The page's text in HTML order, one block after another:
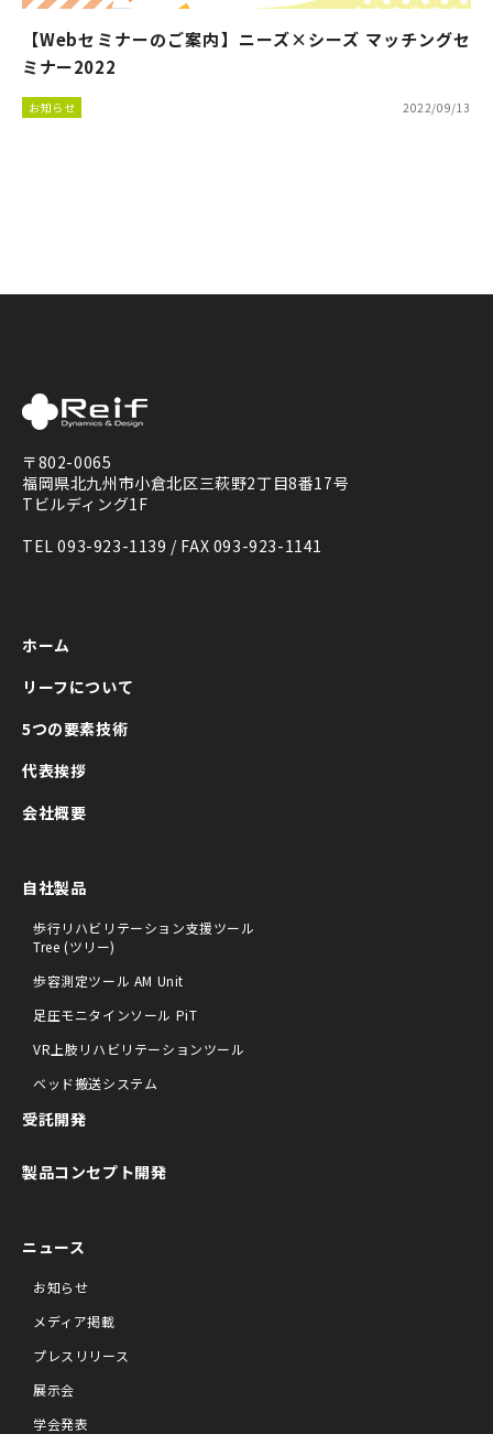
【Webセミナーのご案内】ニーズ×シーズ マッチングセ
ミナー2022
お知らせ 2022/09/13
〒802-0065
福岡県北九州市小倉北区三萩野2丁目8番17号
Tビルディング1F
TEL 093-923-1139 / FAX 093-923-1141
ホーム
リーフについて
5つの要素技術
代表挨拶
会社概要
自社製品
歩行リハビリテーション支援ツール
Tree (ツリー)
歩容測定ツール AM Unit
足圧モニタインソール PiT
VR上肢リハビリテーションツール
ベッド搬送システム
受託開発
製品コンセプト開発
ニュース
お知らせ
メディア掲載
プレスリリース
展示会
学会発表